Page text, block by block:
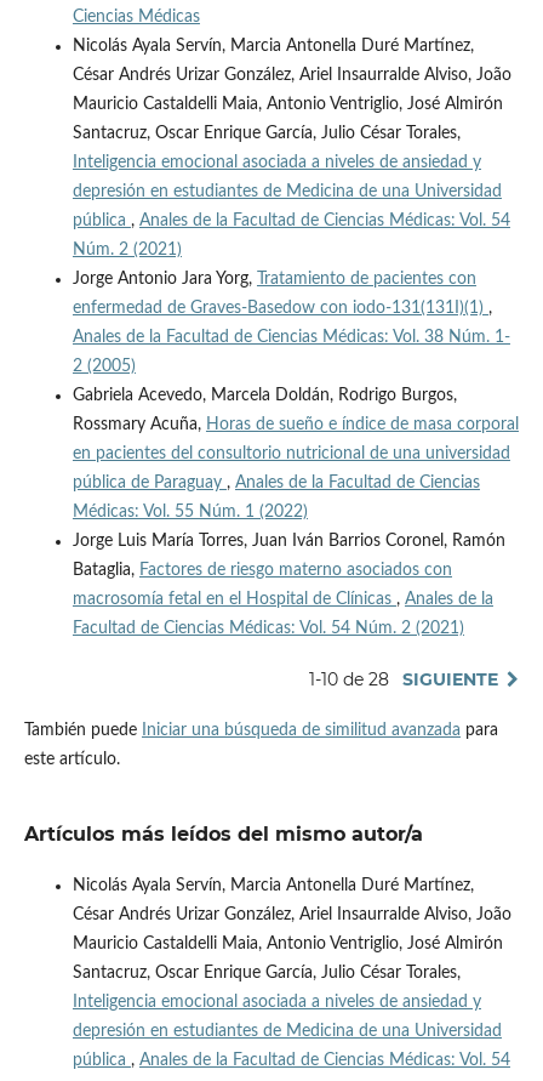
Ciencias Médicas
Nicolás Ayala Servín, Marcia Antonella Duré Martínez,
César Andrés Urizar González, Ariel Insaurralde Alviso, João
Mauricio Castaldelli Maia, Antonio Ventriglio, José Almirón
Santacruz, Oscar Enrique García, Julio César Torales,
Inteligencia emocional asociada a niveles de ansiedad y
depresión en estudiantes de Medicina de una Universidad
pública , Anales de la Facultad de Ciencias Médicas: Vol. 54
Núm. 2 (2021)
Jorge Antonio Jara Yorg,
Tratamiento de pacientes con
enfermedad de Graves-Basedow con iodo-131(131I)(1) ,
Anales de la Facultad de Ciencias Médicas: Vol. 38 Núm. 1-
2 (2005)
Gabriela Acevedo, Marcela Doldán, Rodrigo Burgos,
Rossmary Acuña, Horas de sueño e índice de masa corporal
en pacientes del consultorio nutricional de una universidad
pública de Paraguay , Anales de la Facultad de Ciencias
Médicas: Vol. 55 Núm. 1 (2022)
Jorge Luis María Torres, Juan Iván Barrios Coronel, Ramón
Bataglia, Factores de riesgo materno asociados con
macrosomía fetal en el Hospital de Clínicas , Anales de la
Facultad de Ciencias Médicas: Vol. 54 Núm. 2 (2021)
1-10 de 28 SIGUIENTE
También puede Iniciar una búsqueda de similitud avanzada para
este artículo.
Artículos más leídos del mismo autor/a
Nicolás Ayala Servín, Marcia Antonella Duré Martínez,
César Andrés Urizar González, Ariel Insaurralde Alviso, João
Mauricio Castaldelli Maia, Antonio Ventriglio, José Almirón
Santacruz, Oscar Enrique García, Julio César Torales,
Inteligencia emocional asociada a niveles de ansiedad y
depresión en estudiantes de Medicina de una Universidad
pública , Anales de la Facultad de Ciencias Médicas: Vol. 54